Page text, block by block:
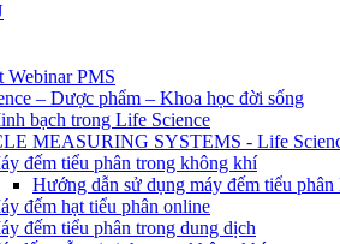
Webinar PMS
– Dược phẩm – Khoa học đời sống
bạch trong Life Science
MEASURING SYSTEMS - Life
đếm tiểu phân trong không khí
Hướng dẫn sử dụng máy đếm tiểu
đếm hạt tiểu phân online
đếm tiểu phân trong dung dịch